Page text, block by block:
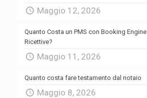
Maggio 12, 2026
Quanto Costa un PMS con Booking
Ricettive?
Maggio 11, 2026
Quanto costa fare testamento dal notaio
Maggio 8, 2026